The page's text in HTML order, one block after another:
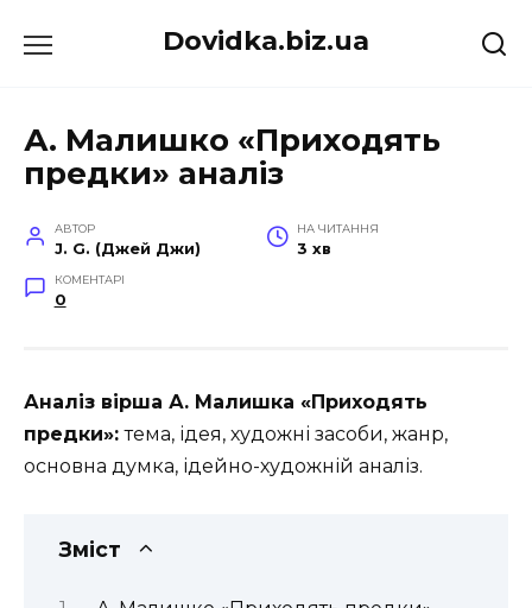
до
Dovidka.biz.ua
А. Малишко «Приходять
предки» аналіз
АВТОР
J. G. (Джей Джи)
НА ЧИТАННЯ
3 хв
КОМЕНТАРІ
0
Аналіз вірша А. Малишка «Приходять
предки»:тема, ідея, художні засоби, жанр,
основна думка, ідейно-художній аналіз.
Зміст